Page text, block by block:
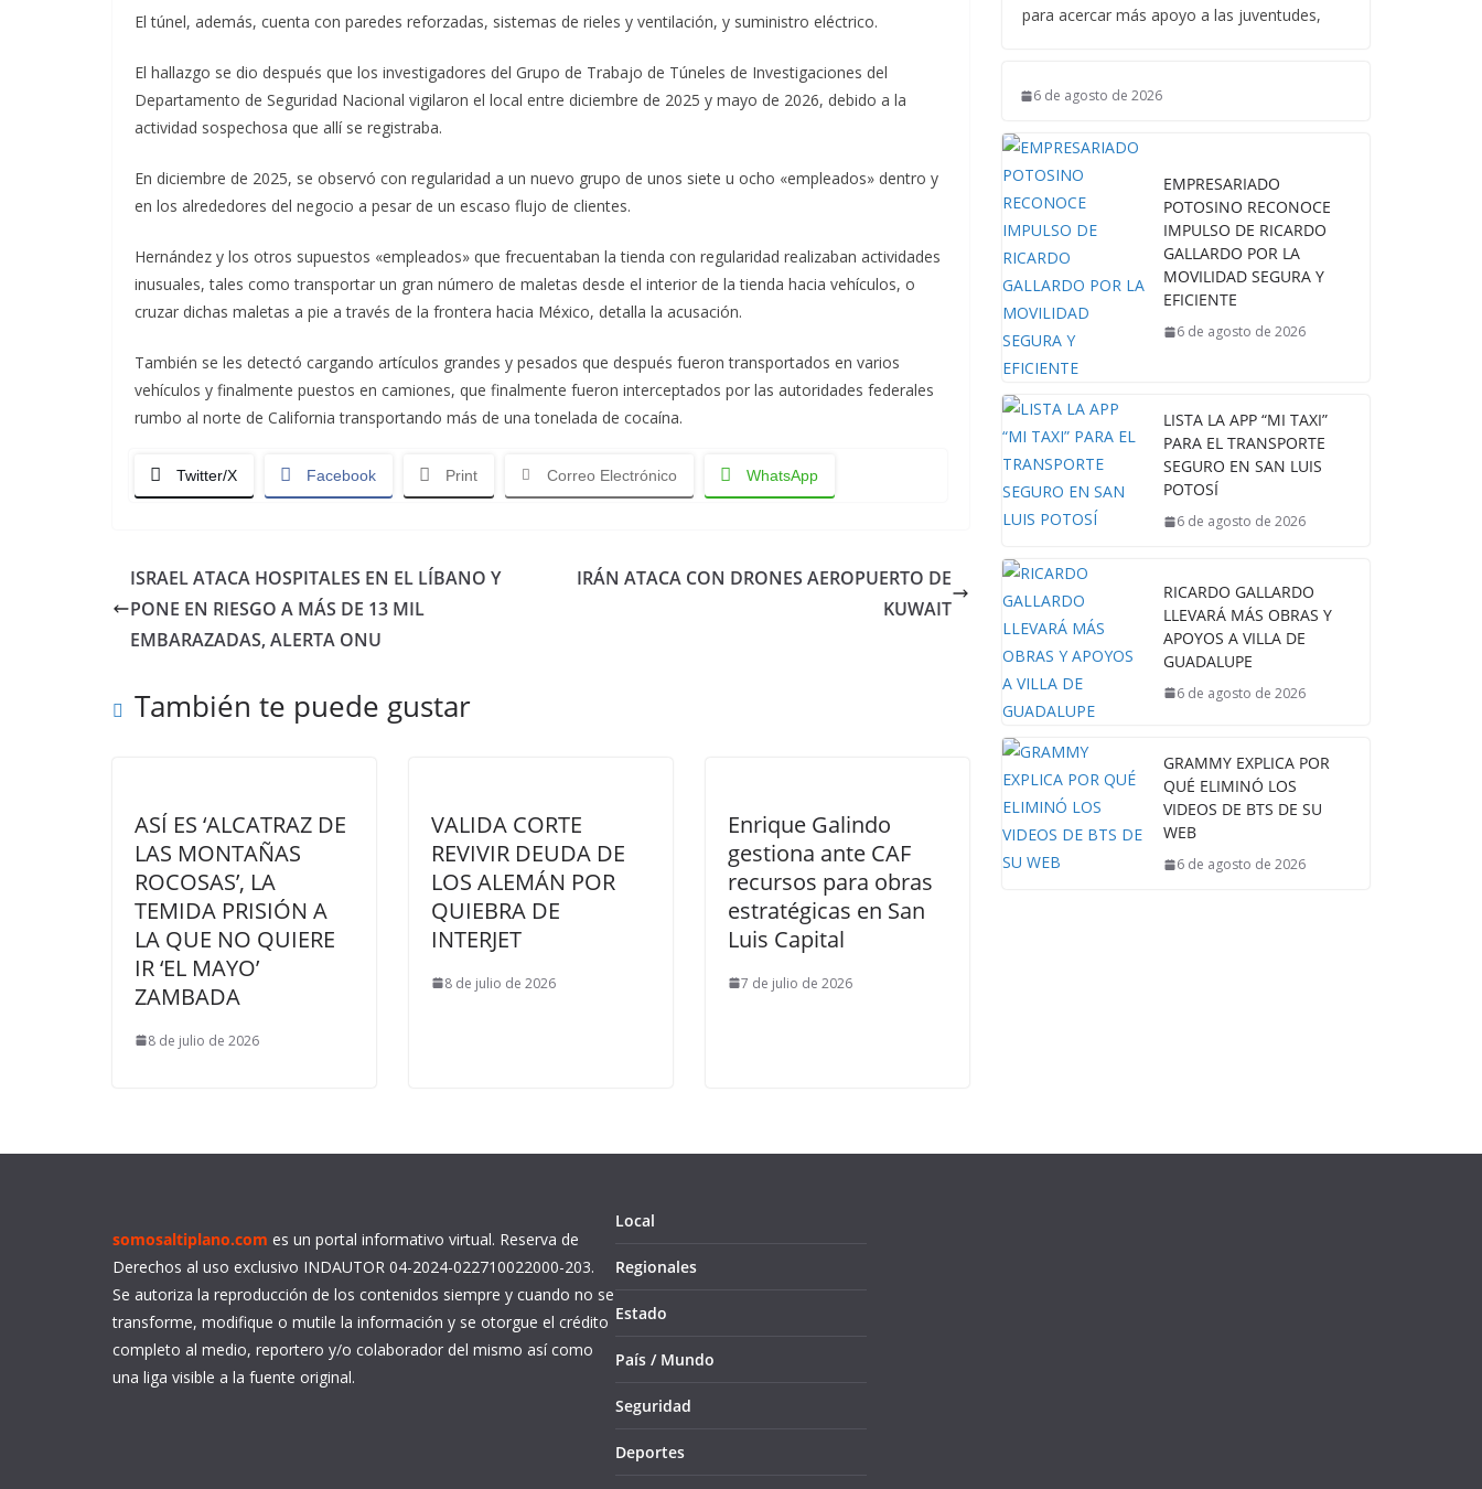
El túnel, además, cuenta con paredes reforzadas, sistemas de rieles y ventilación, y suministro eléctrico.
El hallazgo se dio después que los investigadores del Grupo de Trabajo de Túneles de Investigaciones del
Departamento de Seguridad Nacional vigilaron el local entre diciembre de 2025 y mayo de 2026, debido a la
actividad sospechosa que allí se registraba.
En diciembre de 2025, se observó con regularidad a un nuevo grupo de unos siete u ocho «empleados» dentro y
en los alrededores del negocio a pesar de un escaso flujo de clientes.
Hernández y los otros supuestos «empleados» que frecuentaban la tienda con regularidad realizaban actividades
inusuales, tales como transportar un gran número de maletas desde el interior de la tienda hacia vehículos, o
cruzar dichas maletas a pie a través de la frontera hacia México, detalla la acusación.
También se les detectó cargando artículos grandes y pesados que después fueron transportados en varios
vehículos y finalmente puestos en camiones, que finalmente fueron interceptados por las autoridades federales
rumbo al norte de California transportando más de una tonelada de cocaína.
Twitter/X Facebook Print Correo Electrónico WhatsApp
ISRAEL ATACA HOSPITALES EN EL LÍBANO Y
PONE EN RIESGO A MÁS DE 13 MIL
EMBARAZADAS, ALERTA ONU
IRÁN ATACA CON DRONES AEROPUERTO DE
KUWAIT
También te puede gustar
ASÍ ES ‘ALCATRAZ DE
LAS MONTAÑAS
ROCOSAS’, LA
TEMIDA PRISIÓN A
LA QUE NO QUIERE
IR ‘EL MAYO’
ZAMBADA
8 de julio de 2026
VALIDA CORTE
REVIVIR DEUDA DE
LOS ALEMÁN POR
QUIEBRA DE
INTERJET
8 de julio de 2026
Enrique Galindo
gestiona ante CAF
recursos para obras
estratégicas en San
Luis Capital
7 de julio de 2026
para acercar más apoyo a las juventudes,
6 de agosto de 2026
EMPRESARIADO
POTOSINO RECONOCE
IMPULSO DE RICARDO
GALLARDO POR LA
MOVILIDAD SEGURA Y
EFICIENTE
6 de agosto de 2026
LISTA LA APP “MI TAXI”
PARA EL TRANSPORTE
SEGURO EN SAN LUIS
POTOSÍ
6 de agosto de 2026
RICARDO GALLARDO
LLEVARÁ MÁS OBRAS Y
APOYOS A VILLA DE
GUADALUPE
6 de agosto de 2026
GRAMMY EXPLICA POR
QUÉ ELIMINÓ LOS
VIDEOS DE BTS DE SU
WEB
6 de agosto de 2026
somosaltiplano.com es un portal informativo virtual. Reserva de
Derechos al uso exclusivo INDAUTOR 04-2024-022710022000-203.
Se autoriza la reproducción de los contenidos siempre y cuando no se
transforme, modifique o mutile la información y se otorgue el crédito
completo al medio, reportero y/o colaborador del mismo así como
una liga visible a la fuente original.
Local
Regionales
Estado
País / Mundo
Seguridad
Deportes